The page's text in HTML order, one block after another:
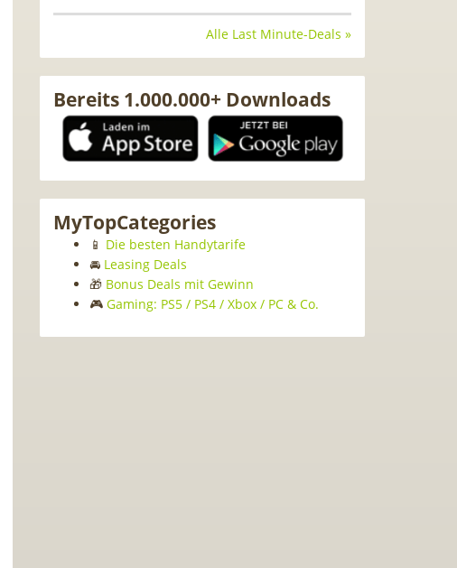
Alle Last Minute-Deals »
Bereits 1.000.000+ Downloads
MyTopCategories
📱 Die besten Handytarife
🚘 Leasing Deals
🎁 Bonus Deals mit Gewinn
🎮 Gaming: PS5 / PS4 / Xbox / PC & Co.